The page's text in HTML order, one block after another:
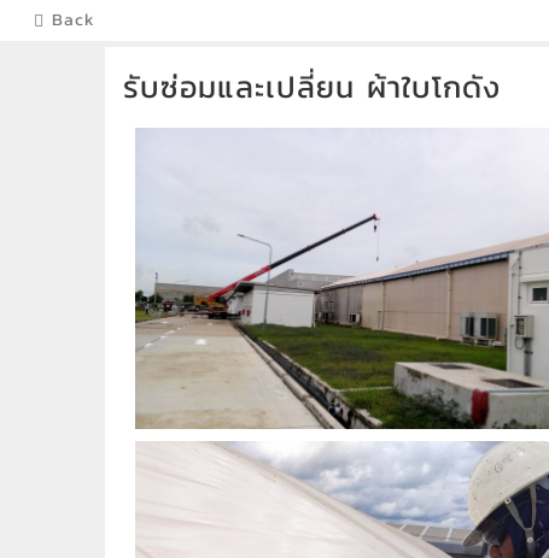
Back
รับซ่อมและเปลี่ยน ผ้าใบโกดัง